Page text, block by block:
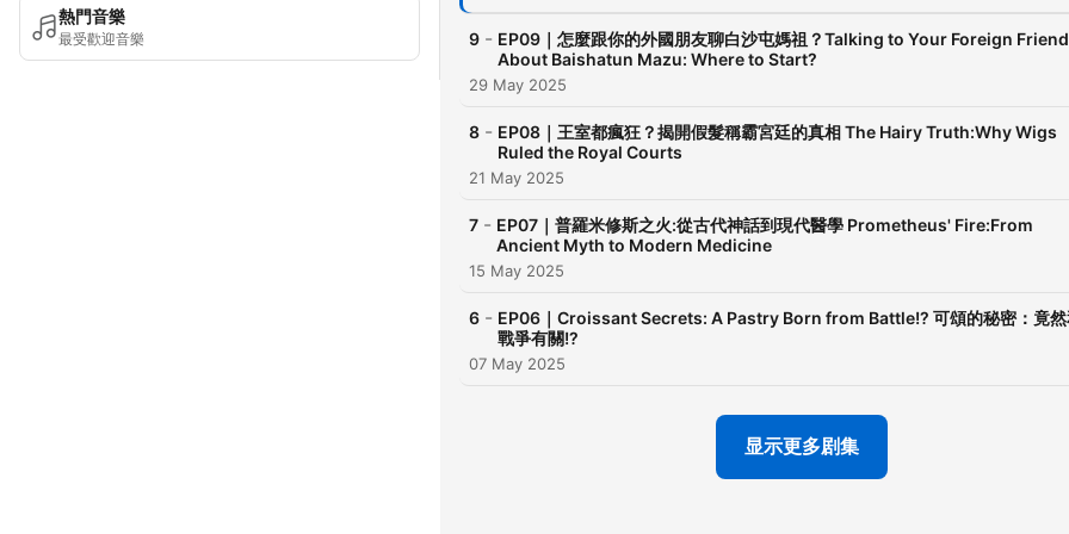
熱門音樂
最受歡迎音樂 9 - EP09｜怎麼跟你的外國朋友聊白沙屯媽祖？Talking to Your Foreign
About Baishatun Mazu: Where to Start?
29 May 2025
8 - EP08｜王室都瘋狂？揭開假髮稱霸宮廷的真相 The Hairy Truth:Why Wigs
Ruled the Royal Courts
21 May 2025
7 - EP07｜普羅米修斯之火:從古代神話到現代醫學 Prometheus' Fire:From
Ancient Myth to Modern Medicine
15 May 2025
6 - EP06｜Croissant Secrets: A Pastry Born from Battle!? 可頌的秘密：竟
戰爭有關!?
07 May 2025
显示更多剧集